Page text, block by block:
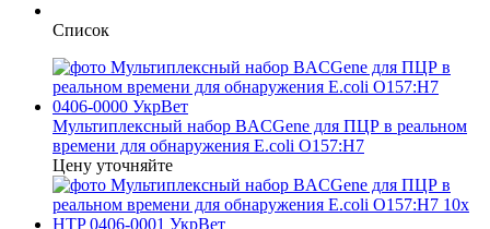
Список
Мультиплексный набор BACGene для ПЦР в реальном
времени для обнаружения E.coli O157:H7
Цену уточняйте